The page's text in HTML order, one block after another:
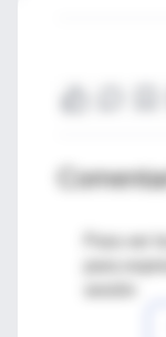
Para ver